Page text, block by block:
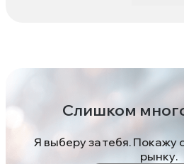
Слишком
Я выберу за тебя.
рынку.